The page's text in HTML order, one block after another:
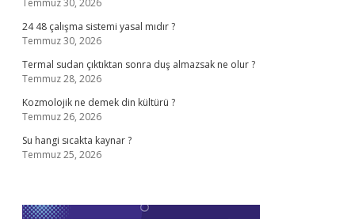
Temmuz 30, 2026
24 48 çalışma sistemi yasal mıdır ?
Temmuz 30, 2026
Termal sudan çıktıktan sonra duş almazsak ne olur ?
Temmuz 28, 2026
Kozmolojik ne demek din kültürü ?
Temmuz 26, 2026
Su hangi sıcakta kaynar ?
Temmuz 25, 2026